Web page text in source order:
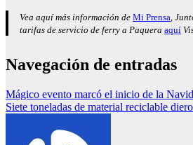
Vea aquí más información de Mi Prensa,
tarifas de servicio de ferry a Paquera aquí
Navegación de entradas
Mágico evento marcó el inicio de la
Siete toneladas de material reciclable